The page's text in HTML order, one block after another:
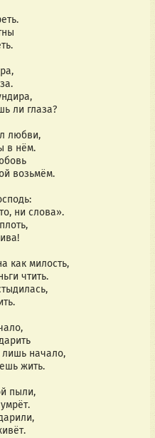
ли глаза?
любви,
в нём.
возьмём.
ни слова».
как милость,
чтить.
лишь начало,
жить.
пыли,